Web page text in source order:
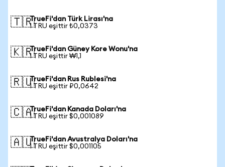
🇹🇷TrueFi'dan Türk Lirası'na
1 TRU eşittir ₺0,0373
🇰🇷TrueFi'dan Güney Kore Wonu'na
1 TRU eşittir ₩1,1
🇷🇺TrueFi'dan Rus Rublesi'na
1 TRU eşittir ₽0,0642
🇨🇦TrueFi'dan Kanada Doları'na
1 TRU eşittir $0,001089
🇦🇺TrueFi'dan Avustralya Doları'na
1 TRU eşittir $0,001105